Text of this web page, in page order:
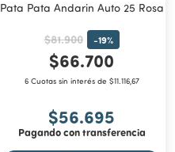
Pata Pata Andarin Auto 25 Rosa
$81.900 -19%
$66.700
6 Cuotas sin interés de $11.116,67
$56.695
Pagando con transferencia